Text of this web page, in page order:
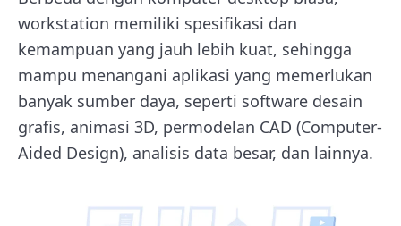
workstation memiliki spesifikasi dan
kemampuan yang jauh lebih kuat, sehingga
mampu menangani aplikasi yang memerlukan
banyak sumber daya, seperti software desain
grafis, animasi 3D, permodelan CAD (Computer-
Aided Design), analisis data besar, dan lainnya.